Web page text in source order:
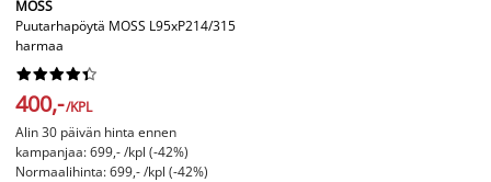
MOSS
Puutarhapöytä MOSS L95xP214/315
harmaa






400,-/KPL
Alin 30 päivän hinta ennen
kampanjaa: 699,- /kpl (-42%)
Normaalihinta: 699,- /kpl (-42%)